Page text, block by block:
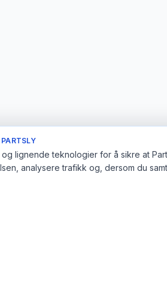
lignende teknologier for å sikre at
analysere trafikk og, dersom du